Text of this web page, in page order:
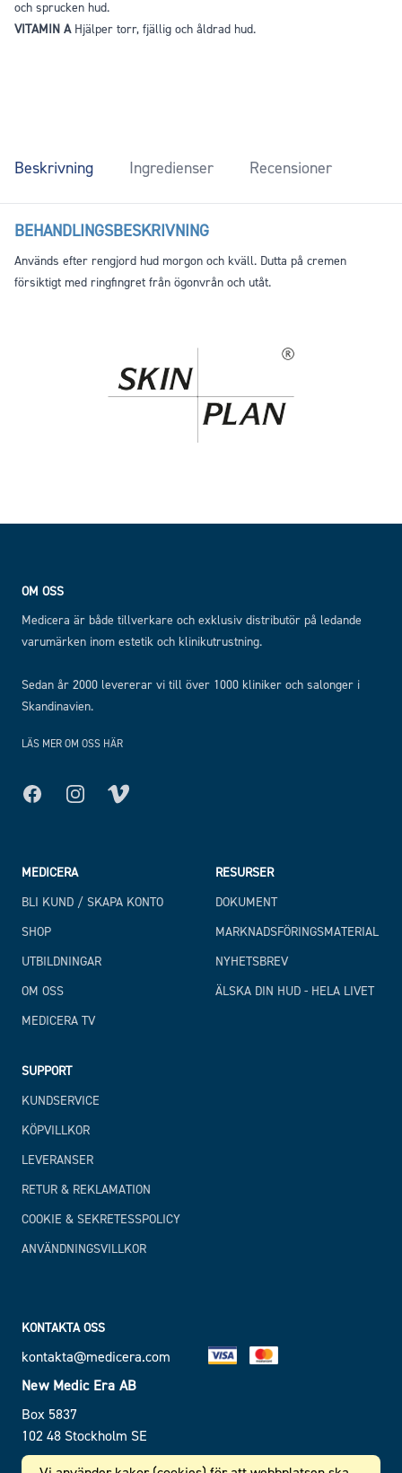
och sprucken hud.
VITAMIN AHjälper torr, fjällig och åldrad hud.
Beskrivning Ingredienser Recensioner
BEHANDLINGSBESKRIVNING
Används efter rengjord hud morgon och kväll. Dutta på cremen
försiktigt med ringfingret från ögonvrån och utåt.
OM OSS
Medicera är både tillverkare och exklusiv distributör på ledande
varumärken inom estetik och klinikutrustning.
Sedan år 2000 levererar vi till över 1000 kliniker och salonger i
Skandinavien.
LÄS MER OM OSS HÄR
FacebookInstagram
MEDICERA
BLI KUND / SKAPA KONTO
SHOP
UTBILDNINGAR
OM OSS
MEDICERA TV
RESURSER
DOKUMENT
MARKNADSFÖRINGSMATERIAL
NYHETSBREV
ÄLSKA DIN HUD - HELA LIVET
SUPPORT
KUNDSERVICE
KÖPVILLKOR
LEVERANSER
RETUR & REKLAMATION
COOKIE & SEKRETESSPOLICY
ANVÄNDNINGSVILLKOR
KONTAKTA OSS
kontakta@medicera.com
New Medic Era AB
Box 5837
102 48 Stockholm SE
SE 556 610 464 101